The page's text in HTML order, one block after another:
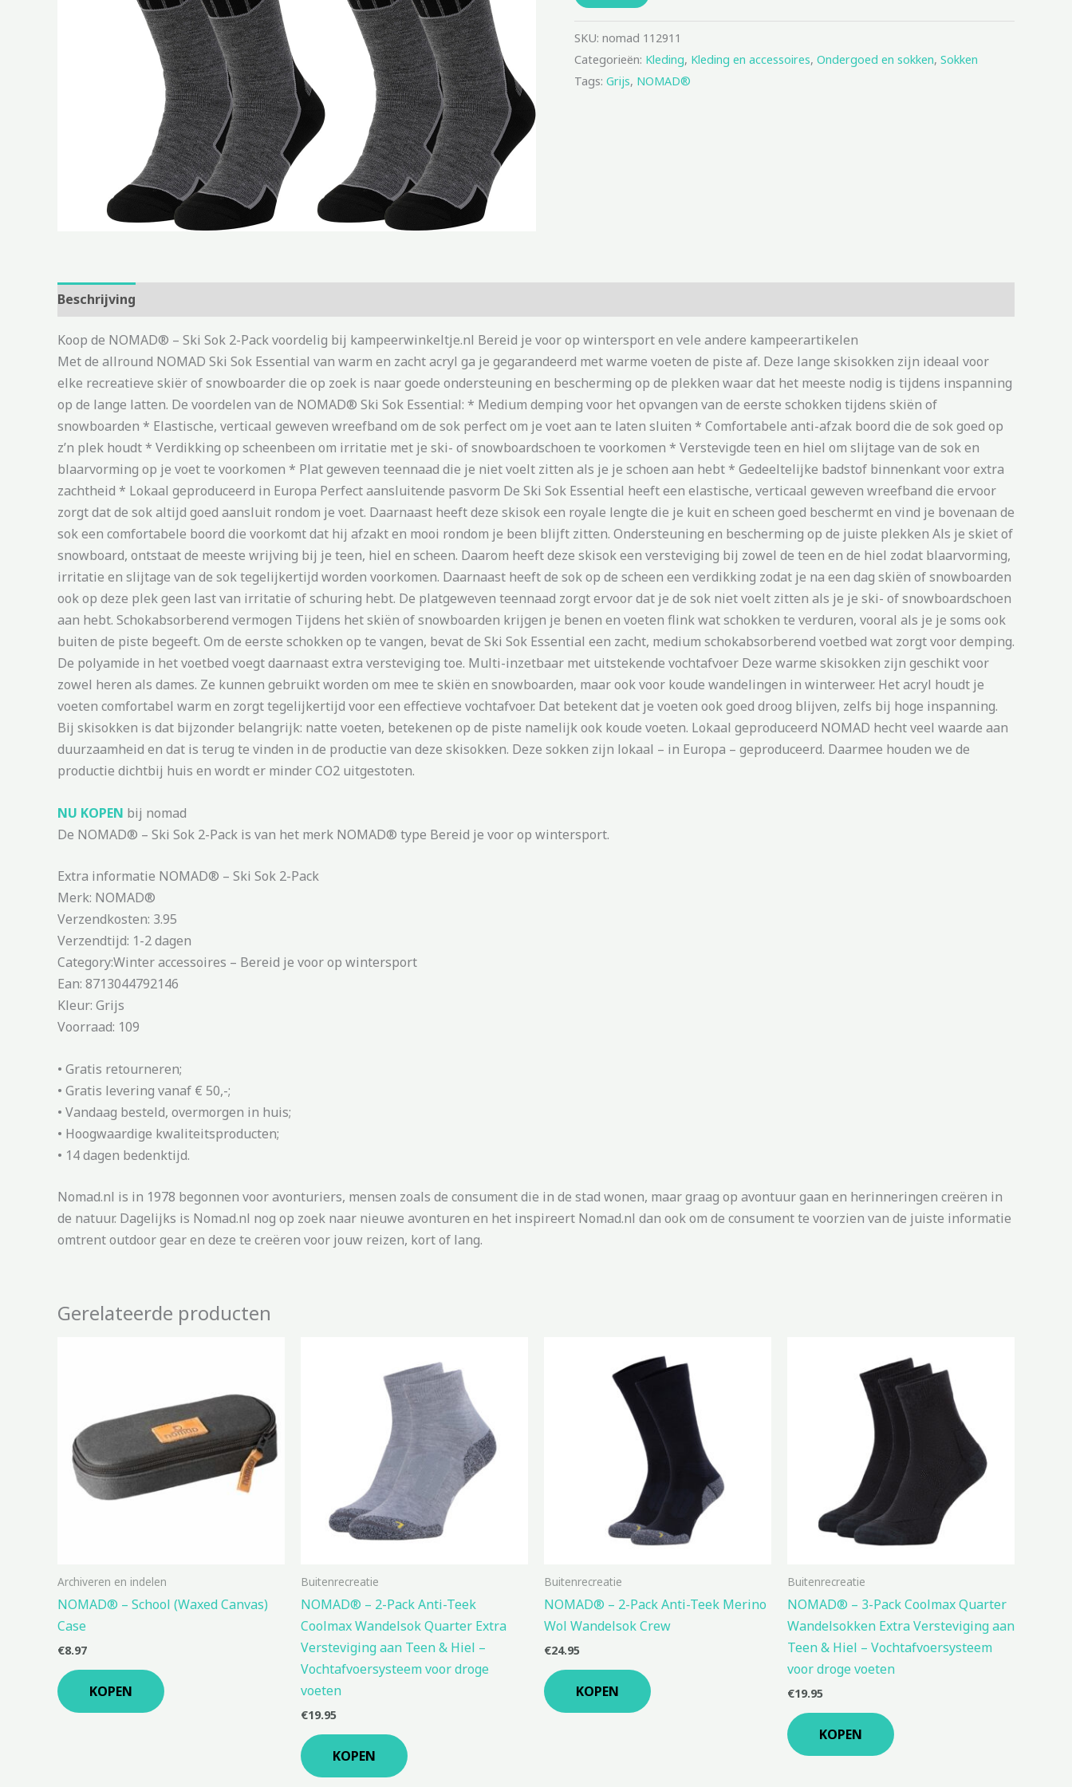
SKU: nomad 112911
Categorieën: Kleding, Kleding en accessoires, Ondergoed en sokken, Sokken
Tags: Grijs, NOMAD®
Beschrijving
Koop de NOMAD® – Ski Sok 2-Pack voordelig bij kampeerwinkeltje.nl Bereid je voor op wintersport en vele andere kampeerartikelen
Met de allround NOMAD Ski Sok Essential van warm en zacht acryl ga je gegarandeerd met warme voeten de piste af. Deze lange skisokken zijn ideaal voor
elke recreatieve skiër of snowboarder die op zoek is naar goede ondersteuning en bescherming op de plekken waar dat het meeste nodig is tijdens inspanning
op de lange latten. De voordelen van de NOMAD® Ski Sok Essential: * Medium demping voor het opvangen van de eerste schokken tijdens skiën of
snowboarden * Elastische, verticaal geweven wreefband om de sok perfect om je voet aan te laten sluiten * Comfortabele anti-afzak boord die de sok goed op
z’n plek houdt * Verdikking op scheenbeen om irritatie met je ski- of snowboardschoen te voorkomen * Verstevigde teen en hiel om slijtage van de sok en
blaarvorming op je voet te voorkomen * Plat geweven teennaad die je niet voelt zitten als je je schoen aan hebt * Gedeeltelijke badstof binnenkant voor extra
zachtheid * Lokaal geproduceerd in Europa Perfect aansluitende pasvorm De Ski Sok Essential heeft een elastische, verticaal geweven wreefband die ervoor
zorgt dat de sok altijd goed aansluit rondom je voet. Daarnaast heeft deze skisok een royale lengte die je kuit en scheen goed beschermt en vind je bovenaan de
sok een comfortabele boord die voorkomt dat hij afzakt en mooi rondom je been blijft zitten. Ondersteuning en bescherming op de juiste plekken Als je skiet of
snowboard, ontstaat de meeste wrijving bij je teen, hiel en scheen. Daarom heeft deze skisok een versteviging bij zowel de teen en de hiel zodat blaarvorming,
irritatie en slijtage van de sok tegelijkertijd worden voorkomen. Daarnaast heeft de sok op de scheen een verdikking zodat je na een dag skiën of snowboarden
ook op deze plek geen last van irritatie of schuring hebt. De platgeweven teennaad zorgt ervoor dat je de sok niet voelt zitten als je je ski- of snowboardschoen
aan hebt. Schokabsorberend vermogen Tijdens het skiën of snowboarden krijgen je benen en voeten flink wat schokken te verduren, vooral als je je soms ook
buiten de piste begeeft. Om de eerste schokken op te vangen, bevat de Ski Sok Essential een zacht, medium schokabsorberend voetbed wat zorgt voor demping.
De polyamide in het voetbed voegt daarnaast extra versteviging toe. Multi-inzetbaar met uitstekende vochtafvoer Deze warme skisokken zijn geschikt voor
zowel heren als dames. Ze kunnen gebruikt worden om mee te skiën en snowboarden, maar ook voor koude wandelingen in winterweer. Het acryl houdt je
voeten comfortabel warm en zorgt tegelijkertijd voor een effectieve vochtafvoer. Dat betekent dat je voeten ook goed droog blijven, zelfs bij hoge inspanning.
Bij skisokken is dat bijzonder belangrijk: natte voeten, betekenen op de piste namelijk ook koude voeten. Lokaal geproduceerd NOMAD hecht veel waarde aan
duurzaamheid en dat is terug te vinden in de productie van deze skisokken. Deze sokken zijn lokaal – in Europa – geproduceerd. Daarmee houden we de
productie dichtbij huis en wordt er minder CO2 uitgestoten.
NU KOPEN bij nomad
De NOMAD® – Ski Sok 2-Pack is van het merk NOMAD® type Bereid je voor op wintersport.
Extra informatie NOMAD® – Ski Sok 2-Pack
Merk: NOMAD®
Verzendkosten: 3.95
Verzendtijd: 1-2 dagen
Category:Winter accessoires – Bereid je voor op wintersport
Ean: 8713044792146
Kleur: Grijs
Voorraad: 109
• Gratis retourneren;
• Gratis levering vanaf € 50,-;
• Vandaag besteld, overmorgen in huis;
• Hoogwaardige kwaliteitsproducten;
• 14 dagen bedenktijd.
Nomad.nl is in 1978 begonnen voor avonturiers, mensen zoals de consument die in de stad wonen, maar graag op avontuur gaan en herinneringen creëren in
de natuur. Dagelijks is Nomad.nl nog op zoek naar nieuwe avonturen en het inspireert Nomad.nl dan ook om de consument te voorzien van de juiste informatie
omtrent outdoor gear en deze te creëren voor jouw reizen, kort of lang.
Gerelateerde producten
Archiveren en indelen
NOMAD® – School (Waxed Canvas)
Case
€8.97
KOPEN
Buitenrecreatie
NOMAD® – 2-Pack Anti-Teek
Coolmax Wandelsok Quarter Extra
Versteviging aan Teen & Hiel –
Vochtafvoersysteem voor droge
voeten
€19.95
KOPEN
Buitenrecreatie
NOMAD® – 2-Pack Anti-Teek Merino
Wol Wandelsok Crew
€24.95
KOPEN
Buitenrecreatie
NOMAD® – 3-Pack Coolmax Quarter
Wandelsokken Extra Versteviging aan
Teen & Hiel – Vochtafvoersysteem
voor droge voeten
€19.95
KOPEN